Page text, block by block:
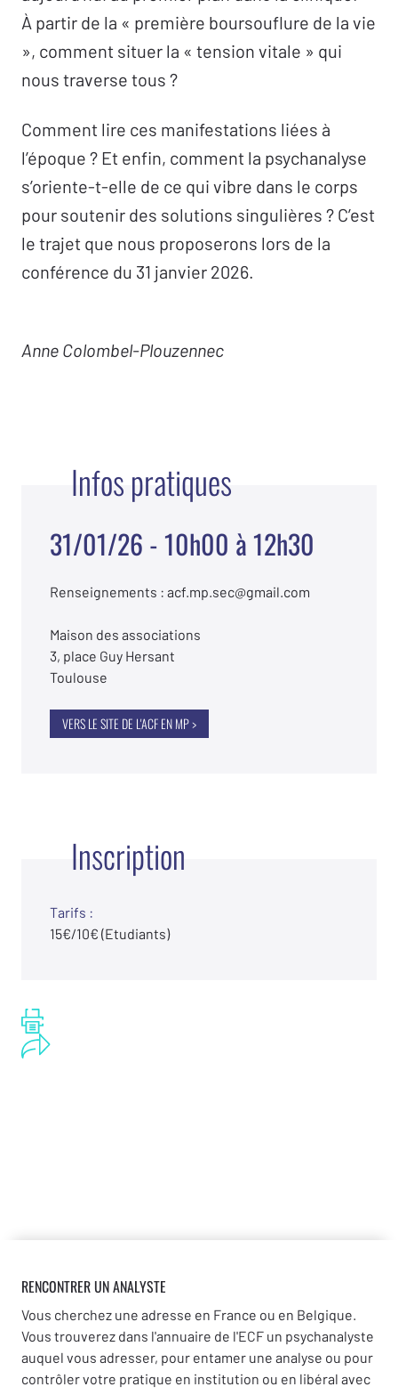
Infos pratiques
31/01/26 - 10h00 à 12h30
Renseignements : acf.mp.sec@gmail.com
Maison des associations
3, place Guy Hersant
Toulouse
VERS LE SITE DE L'ACF EN MP >
Inscription
Tarifs :
15€/10€ (Etudiants)
À partir de la « première boursouflure de la vie
», comment situer la « tension vitale » qui
nous traverse tous ?
Comment lire ces manifestations liées à
l’époque ? Et enfin, comment la psychanalyse
s’oriente-t-elle de ce qui vibre dans le corps
pour soutenir des solutions singulières ? C’est
le trajet que nous proposerons lors de la
conférence du 31 janvier 2026.
Anne Colombel-Plouzennec
RENCONTRER UN ANALYSTE
Vous cherchez une adresse en France ou en Belgique.
Vous trouverez dans l'annuaire de l'ECF un psychanalyste
auquel vous adresser, pour entamer une analyse ou pour
contrôler votre pratique en institution ou en libéral avec